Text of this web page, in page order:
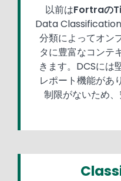
以前はFortraの
Data Classification
分類によってオン
タに豊富なコンテ
きます。DCSには
レポート機能があ
制限がないため